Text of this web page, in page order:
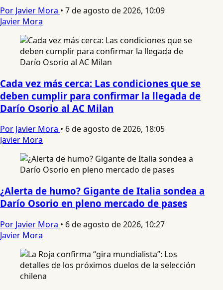
Por Javier Mora • 7 de agosto de 2026, 10:09
Javier Mora
Cada vez más cerca: Las condiciones que se
deben cumplir para confirmar la llegada de
Darío Osorio al AC Milan
Por Javier Mora • 6 de agosto de 2026, 18:05
Javier Mora
¿Alerta de humo? Gigante de Italia sondea a
Darío Osorio en pleno mercado de pases
Por Javier Mora • 6 de agosto de 2026, 10:27
Javier Mora